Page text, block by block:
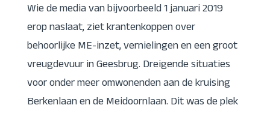
Wie de media van bijvoorbeeld 1 januari 2019
erop naslaat, ziet krantenkoppen over
behoorlijke ME-inzet, vernielingen en een groot
vreugdevuur in Geesbrug. Dreigende situaties
voor onder meer omwonenden aan de kruising
Berkenlaan en de Meidoornlaan. Dit was de plek